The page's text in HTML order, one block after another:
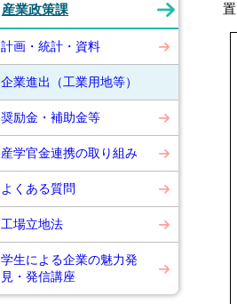
産業政策課
計画・統計・資料
企業進出（工業用地等）
奨励金・補助金等
産学官金連携の取り組み
よくある質問
工場立地法
学生による企業の魅力発
見・発信講座